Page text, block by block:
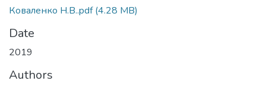
Коваленко Н.В..pdf(4.28 MB)
Date
2019
Authors